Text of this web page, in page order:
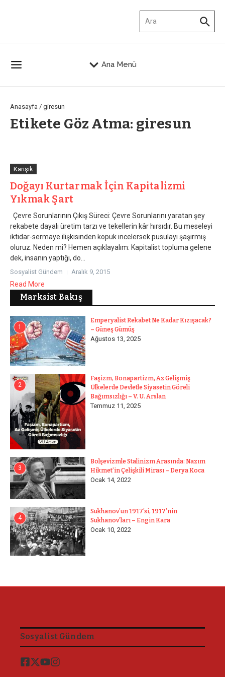
Ana Menü
Anasayfa / giresun
Etikete Göz Atma: giresun
Karışık
Doğayı Kurtarmak İçin Kapitalizmi
Yıkmak Şart
Çevre Sorunlarının Çıkış Süreci: Çevre Sorunlarını yaratan şey
rekabete dayalı üretim tarzı ve tekellerin kâr hırsıdır. Bu meseleyi
iktidar-sermaye ilişkisinden kopuk incelersek pusulayı şaşırmış
oluruz. Neden mi? Hemen açıklayalım: Kapitalist topluma gelene
dek, insanın yaptığı, do...
Sosyalist Gündem Aralık 9, 2015
Read More
Marksist Bakış
1
Emperyalist Rekabet Ne Kadar Kızışacak?
– Güneş Gümüş
Ağustos 13, 2025
2
Faşizm, Bonapartizm, Az Gelişmiş
Ülkelerde Devletle Siyasetin Göreli
Bağımsızlığı – V. U. Arslan
Temmuz 11, 2025
3
Bolşevizmle Stalinizm Arasında: Nazım
Hikmet’in Çelişkili Mirası – Derya Koca
Ocak 14, 2022
4
Sukhanov’un 1917’si, 1917’nin
Sukhanov’ları – Engin Kara
Ocak 10, 2022
Sosyalist Gündem